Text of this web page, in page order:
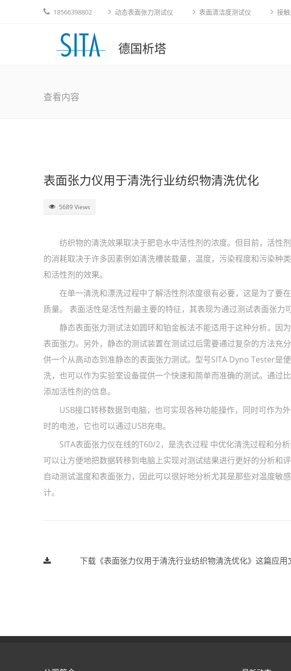
18566398802 动态表面张力测试仪 表面清洁度测试仪 接
德国析塔
查看内容
表面张力仪用于清洗行业纺织物清洗优化
5689 Views
纺织物的清洗效果取决于肥皂水中活性剂的浓度。但目前，活性
的消耗取决于许多因素例如清洗槽装载量，温度，污染程度和污染种
和活性剂的效果。
在单一清洗和漂洗过程中了解活性剂浓度很有必要，这是为了要
质量。 表面活性是活性剂最主要的特征，其表现为通过测试表面张力
静态表面张力测试法如圆环和铂金板法不能适用于这种分析，因
表面张力。另外，静态的测试装置在测试过后需要通过复杂的方法充
供一个从高动态到准静态的表面张力测试。型号SITA Dyno Tester是
洗，也可以作为实验室设备提供一个快速和简单而准确的测试。通过
添加活性剂的信息。
USB接口转移数据到电脑，也可实现各种功能操作，同时可作为
时的电池，它也可以通过USB充电。
SITA表面张力仪在线的T60/2，是洗衣过程 中优化清洗过程和分
可以让方便地把数据转移到电脑上实现对测试结果进行更好的分析和
自动测试温度和表面张力，因此可以很好地分析尤其是那些对温度敏
计。
下载《表面张力仪用于清洗行业纺织物清洗优化》这篇应用